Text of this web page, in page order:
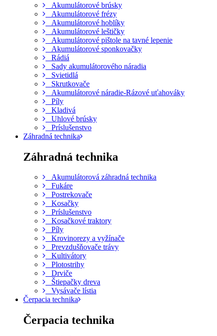
Akumulátorové brúsky
Akumulátorové frézy
Akumulátorové hoblíky
Akumulátorové leštičky
Akumulátorové pištole na tavné lepenie
Akumulátorové sponkovačky
Rádiá
Sady akumulátorového náradia
Svietidlá
Skrutkovače
Akumulátorové náradie-Rázové uťahováky
Píly
Kladivá
Uhlové brúsky
Príslušenstvo
Záhradná technika
Záhradná technika
Akumulátorová záhradná technika
Fukáre
Postrekovače
Kosačky
Príslušenstvo
Kosačkové traktory
Píly
Krovinorezy a vyžínače
Prevzdušňovače trávy
Kultivátory
Plotostrihy
Drviče
Štiepačky dreva
Vysávače lístia
Čerpacia technika
Čerpacia technika